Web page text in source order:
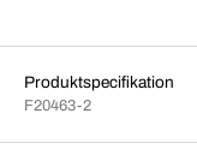
Produktspecifikation
F20463-2